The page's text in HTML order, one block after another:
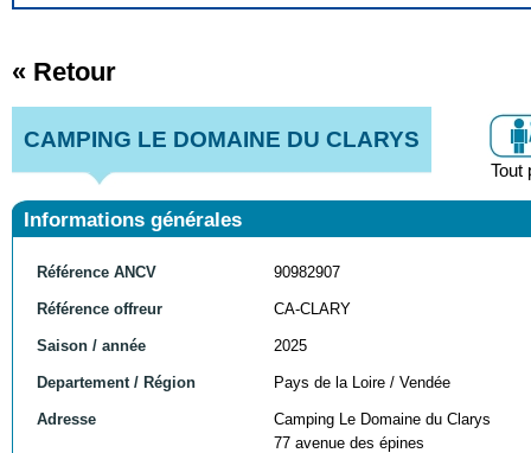
« Retour
CAMPING LE DOMAINE DU CLARYS
Tout
Informations générales
Référence ANCV 90982907
Référence offreur CA-CLARY
Saison / année 2025
Departement / Région Pays de la Loire / Vendée
Adresse
Camping Le Domaine du Clarys
77 avenue des épines